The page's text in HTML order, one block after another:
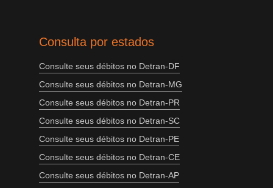
Consulta por estados
Consulte seus débitos no Detran-DF
Consulte seus débitos no Detran-MG
Consulte seus débitos no Detran-PR
Consulte seus débitos no Detran-SC
Consulte seus débitos no Detran-PE
Consulte seus débitos no Detran-CE
Consulte seus débitos no Detran-AP